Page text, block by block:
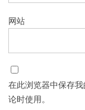
网站
在此浏览器中保存
论时使用。